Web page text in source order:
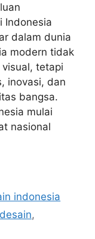
Indonesia
dalam dunia
modern tidak
tetapi
inovasi, dan
bangsa.
mulai
nasional
indonesia
,